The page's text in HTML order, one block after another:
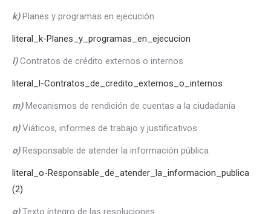
k) Planes y programas en ejecución
literal_k-Planes_y_programas_en_ejecucion
l) Contratos de crédito externos o internos
literal_l-Contratos_de_credito_externos_o_internos
m)Mecanismos de rendición de cuentas a la ciudadanía
n)Viáticos, informes de trabajo y justificativos
o)Responsable de atender la información pública
literal_o-Responsable_de_atender_la_informacion_publica
(2)
q) Texto íntegro de las resoluciones